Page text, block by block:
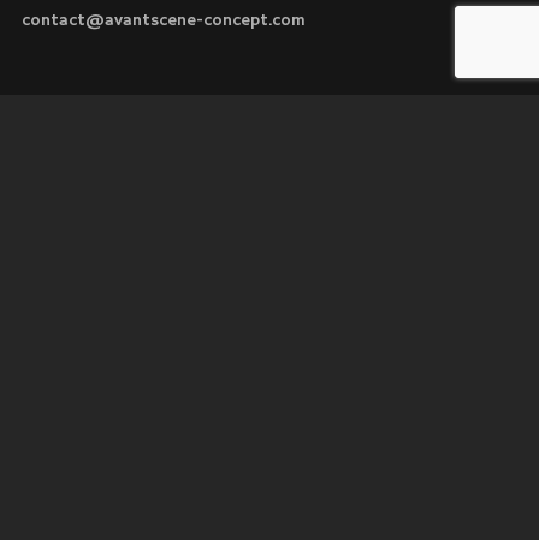
contact@avantscene-concept.com